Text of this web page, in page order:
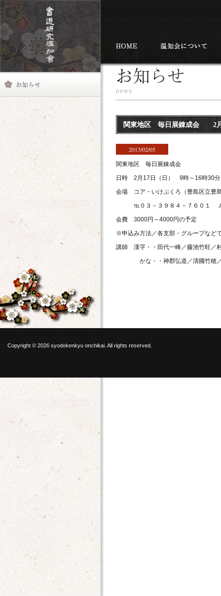
関東地区 毎日展錬成会 2月
2013/02/05
関東地区 毎日展錬成会
日時 2月17日（日） 9時～16時30分
会場 コア・いけぶくろ（豊島区立豊
℡０３－３９８４－７６０１ ＪＲ
会費 3000円～4000円の予定
※申込み方法／各支部・グループなど
講師 漢字・・田代一峰／藤池竹旺／
かな・・神郡弘道／清國竹穂／
Copyright © 2026 syodokenkyu onchikai. All rights reserved.